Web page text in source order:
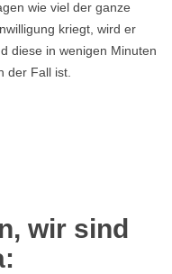
wie viel der ganze
kriegt, wird er
diese in wenigen Minuten
der Fall ist.
wir sind